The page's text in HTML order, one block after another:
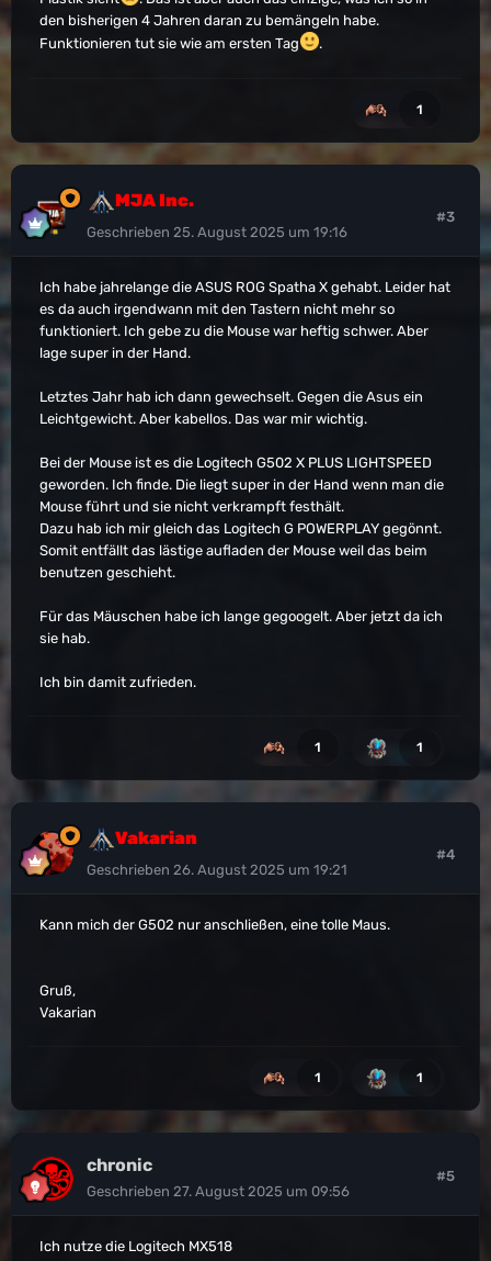
den bisherigen 4 Jahren daran zu bemängeln habe.
Funktionieren tut sie wie am ersten Tag
.
1
MJA Inc.
Geschrieben 25. August 2025 um 19:16
#3
Ich habe jahrelange die ASUS ROG Spatha X gehabt. Leider hat
es da auch irgendwann mit den Tastern nicht mehr so
funktioniert. Ich gebe zu die Mouse war heftig schwer. Aber
lage super in der Hand.
Letztes Jahr hab ich dann gewechselt. Gegen die Asus ein
Leichtgewicht. Aber kabellos. Das war mir wichtig.
Bei der Mouse ist es die Logitech G502 X PLUS LIGHTSPEED
geworden. Ich finde. Die liegt super in der Hand wenn man die
Mouse führt und sie nicht verkrampft festhält.
Dazu hab ich mir gleich das Logitech G POWERPLAY gegönnt.
Somit entfällt das lästige aufladen der Mouse weil das beim
benutzen geschieht.
Für das Mäuschen habe ich lange gegoogelt. Aber jetzt da ich
sie hab.
Ich bin damit zufrieden.
1 1
Vakarian
Geschrieben 26. August 2025 um 19:21
#4
Kann mich der G502 nur anschließen, eine tolle Maus.
Gruß,
Vakarian
1 1
chronic
Geschrieben 27. August 2025 um 09:56
#5
Ich nutze die Logitech MX518